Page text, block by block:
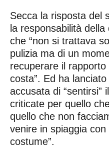
Secca la risposta del
la responsabilità
che “non si trattava
pulizia ma di un
recuperare il
costa”. Ed ha
accusata di “sentirsi” il
criticate per quello
quello che non
venire in spiaggia
costume”.